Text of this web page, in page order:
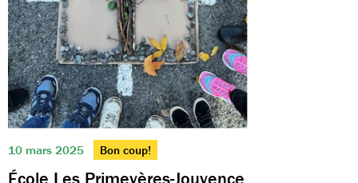
10 mars 2025 Bon coup!
École Les Primevères-Jouvence